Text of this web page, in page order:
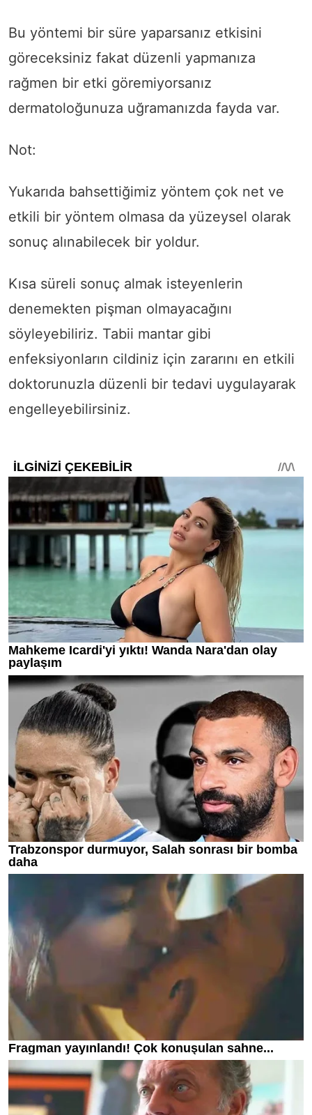
Bu yöntemi bir süre yaparsanız etkisini
göreceksiniz fakat düzenli yapmanıza
rağmen bir etki göremiyorsanız
dermatoloğunuza uğramanızda fayda var.
Not:
Yukarıda bahsettiğimiz yöntem çok net ve
etkili bir yöntem olmasa da yüzeysel olarak
sonuç alınabilecek bir yoldur.
Kısa süreli sonuç almak isteyenlerin
denemekten pişman olmayacağını
söyleyebiliriz. Tabii mantar gibi
enfeksiyonların cildiniz için zararını en etkili
doktorunuzla düzenli bir tedavi uygulayarak
engelleyebilirsiniz.